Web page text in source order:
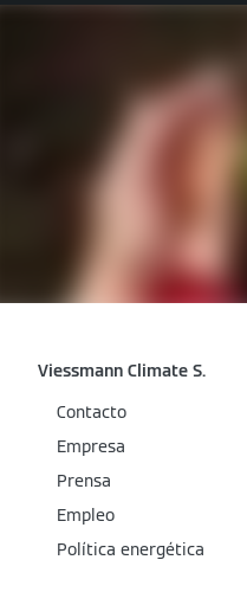
Viessmann Climate S.
Contacto
Empresa
Prensa
Empleo
Política energética